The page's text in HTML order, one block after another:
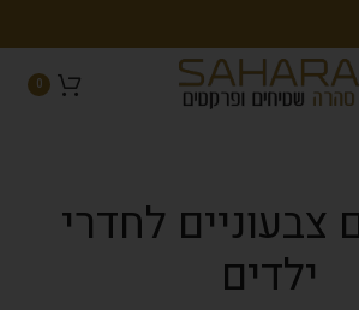
0
צבעוניים לחדרי
ילדים